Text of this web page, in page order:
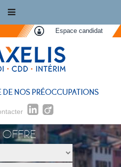
Espace candidat
NOS PRÉOCCUPATIONS